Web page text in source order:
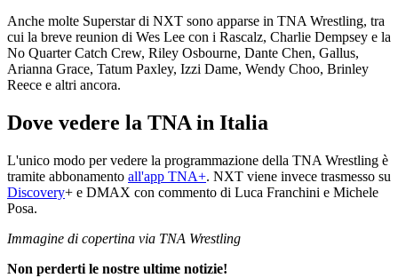
Anche molte Superstar di NXT sono apparse in TNA Wrestling, tra
cui la breve reunion di Wes Lee con i Rascalz, Charlie Dempsey e la
No Quarter Catch Crew, Riley Osbourne, Dante Chen, Gallus,
Arianna Grace, Tatum Paxley, Izzi Dame, Wendy Choo, Brinley
Reece e altri ancora.
Dove vedere la TNA in Italia
L'unico modo per vedere la programmazione della TNA Wrestling è
tramite abbonamento all'app TNA+. NXT viene invece trasmesso su
Discovery+ e DMAX con commento di Luca Franchini e Michele
Posa.
Immagine di copertina via TNA Wrestling
Non perderti le nostre ultime notizie!